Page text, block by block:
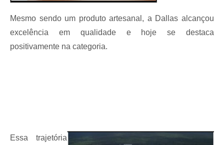
Mesmo sendo um produto artesanal, a Dallas alcançou
excelência em qualidade e hoje se destaca
positivamente na categoria.
Essa trajetória